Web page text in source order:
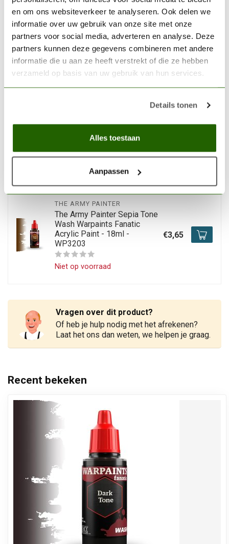
en om ons websiteverkeer te analyseren. Ook delen we
informatie over uw gebruik van onze site met onze
partners voor social media, adverteren en analyse. Deze
partners kunnen deze gegevens combineren met andere
informatie die u aan ze heeft verstrekt of die ze hebben
verzameld op basis van uw gebruik van hun services.
Details tonen
Alles toestaan
Aanpassen
THE ARMY PAINTER
The Army Painter Plate Mail
Metal Metallic Warpaints
Fanatic Acrylic Paint - 18ml -
WP3192
€3,59
The Army Painter Soft Tone
Wash Warpaints Fanatic
Acrylic Paint - 18ml -
WP3201
Niet op voorraad
THE ARMY PAINTER
The Army Painter Sepia Tone
Wash Warpaints Fanatic
Acrylic Paint - 18ml -
WP3203
Niet op voorraad
€3,65
Vragen over dit product?
Of heb je hulp nodig met het afrekenen?
Laat het ons dan weten, we helpen je graag.
Recent bekeken